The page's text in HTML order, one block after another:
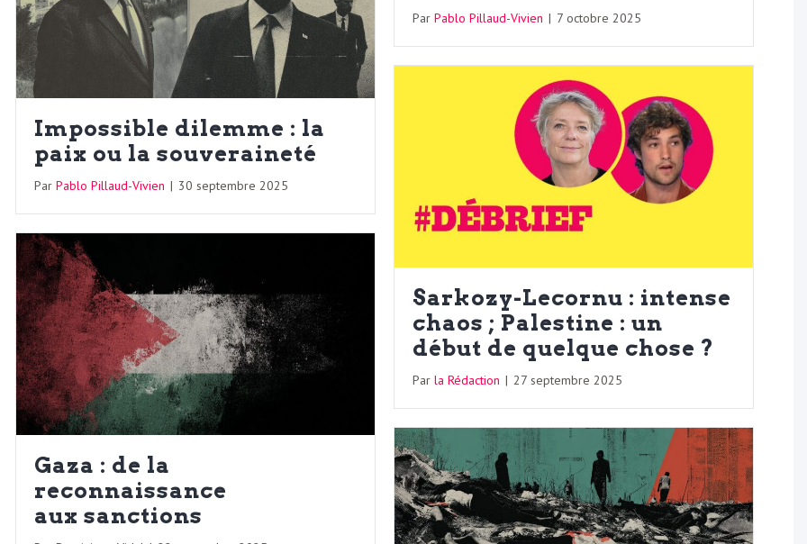
Par Pablo Pillaud-Vivien | 7 octobre 2025
Impossible dilemme : la
paix ou la souveraineté
Par Pablo Pillaud-Vivien | 30 septembre 2025
Sarkozy-Lecornu : intense
chaos ; Palestine : un
début de quelque chose ?
Par la Rédaction | 27 septembre 2025
Gaza : de la
reconnaissance
aux sanctions